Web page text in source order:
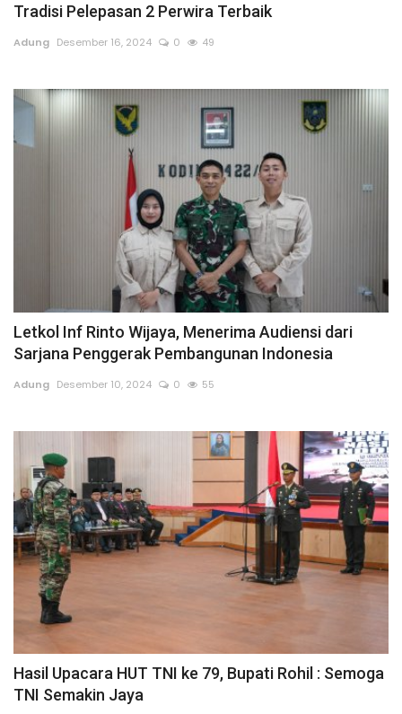
Tradisi Pelepasan 2 Perwira Terbaik
Adung Desember 16, 2024 0 49
Letkol Inf Rinto Wijaya, Menerima Audiensi dari
Sarjana Penggerak Pembangunan Indonesia
Adung Desember 10, 2024 0 55
Hasil Upacara HUT TNI ke 79, Bupati Rohil : Semoga
TNI Semakin Jaya